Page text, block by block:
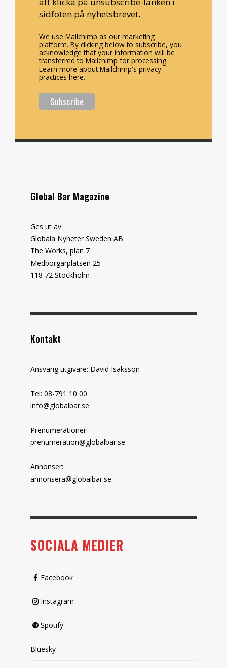
sidfoten på nyhetsbrevet.
We use Mailchimp as our marketing
platform. By clicking below to subscribe, you
acknowledge that your information will be
transferred to Mailchimp for processing.
Learn more about Mailchimp's privacy
practices here.
Global Bar Magazine
Ges ut av
Globala Nyheter Sweden AB
The Works, plan 7
Medborgarplatsen 25
118 72 Stockholm
Kontakt
Ansvarig utgivare: David Isaksson
Tel: 08-791 10 00
info@globalbar.se
Prenumerationer:
prenumeration@globalbar.se
Annonser:
annonsera@globalbar.se
SOCIALA MEDIER
Facebook
Instagram
Spotify
Bluesky